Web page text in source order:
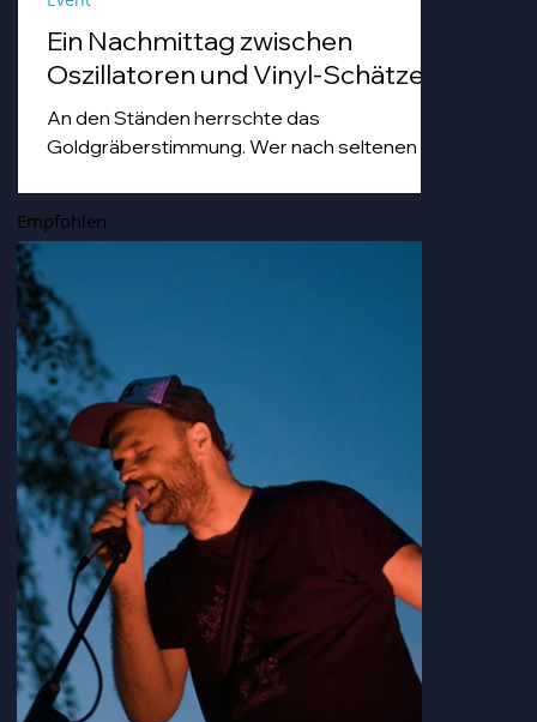
Ein Nachmittag zwischen
Oszillatoren und Vinyl-Schätzen
An den Ständen herrschte das
Goldgräberstimmung. Wer nach seltenen
bei der Freilegung von Troja kennt. Von
Hop-und japanischen Idol-Platten, die so
nostalgisch und gleichzeitig erfrischend
klangen, dass man sich darin hätte duschen
können.
Empfohlen